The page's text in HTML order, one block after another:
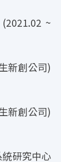
~
新創公司)
新創公司)
研究中心